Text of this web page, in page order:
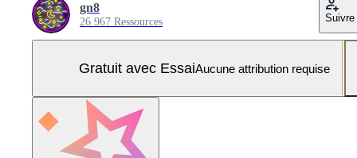
gn8
26 967 Ressources Suivre
Gratuit avec EssaiAucune attribution requise